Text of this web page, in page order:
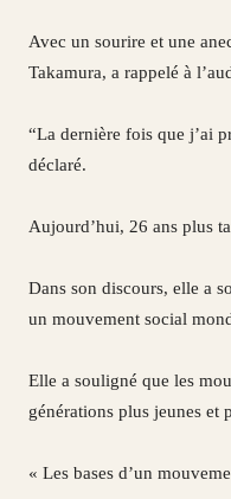
Avec un sourire et une
Takamura, a rappelé à
“La dernière fois que j’ai
déclaré.
Aujourd’hui, 26 ans plus
Dans son discours, elle a
un mouvement social
Elle a souligné que les
générations plus jeunes et
« Les bases d’un